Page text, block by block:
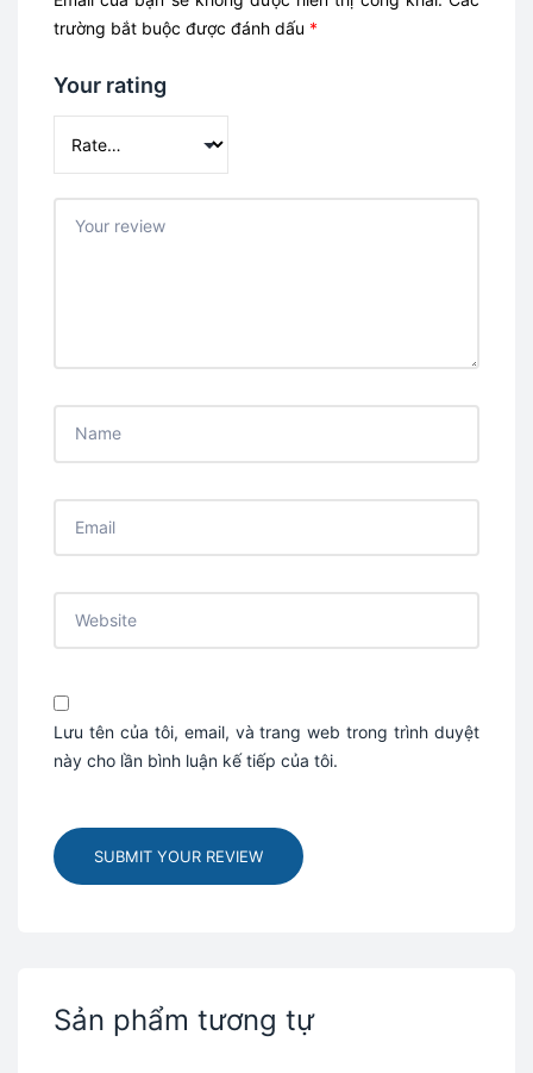
trường bắt buộc được đánh dấu *
Your rating
Lưu tên của tôi, email, và trang web trong trình duyệt
này cho lần bình luận kế tiếp của tôi.
SUBMIT YOUR REVIEW
Sản phẩm tương tự